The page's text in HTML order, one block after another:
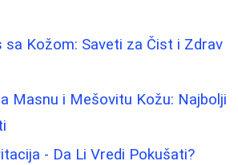
sa Kožom: Saveti za Čist i Zdrav
Masnu i Mešovitu Kožu: Najbolji
- Da Li Vredi Pokušati?